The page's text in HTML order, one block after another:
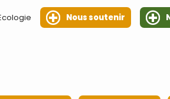
Nous soutenir